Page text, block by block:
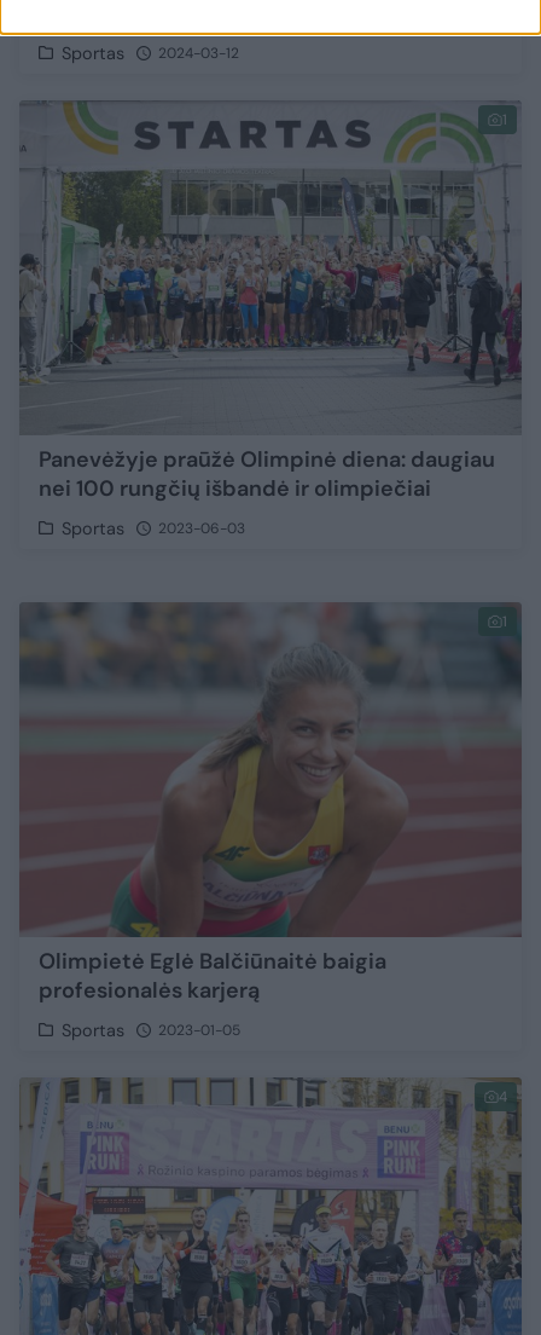
Sportas 2024-03-12
1
Panevėžyje praūžė Olimpinė diena: daugiau
nei 100 rungčių išbandė ir olimpiečiai
Sportas 2023-06-03
1
Olimpietė Eglė Balčiūnaitė baigia
profesionalės karjerą
Sportas 2023-01-05
4